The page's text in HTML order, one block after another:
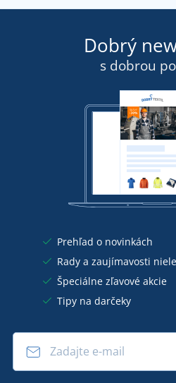
Dobrý
s dobrou
Prehľad o novinkách
Rady a zaujímavosti
Špeciálne zľavové akcie
Tipy na darčeky